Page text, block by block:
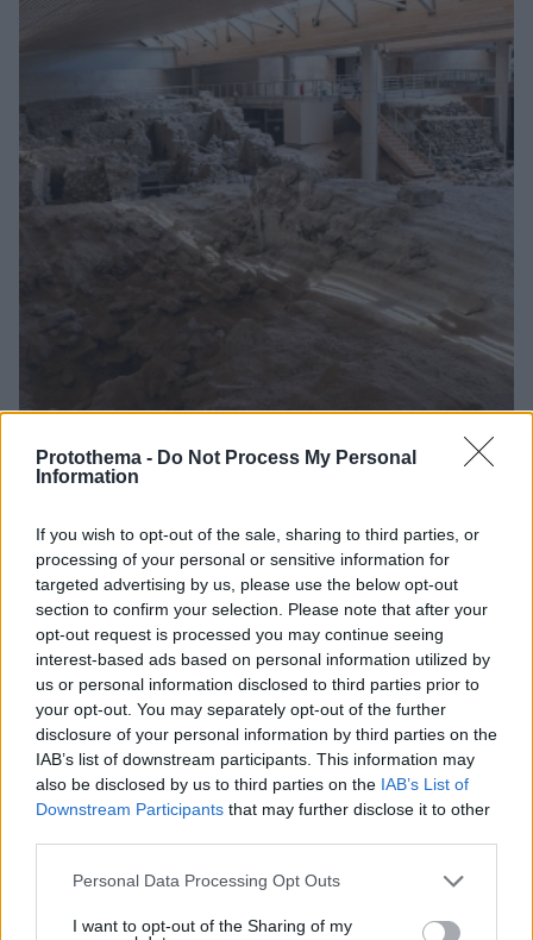
Protothema - Do Not Process My Personal
Information
If you wish to opt-out of the sale, sharing to third parties, or
processing of your personal or sensitive information for
targeted advertising by us, please use the below opt-out
section to confirm your selection. Please note that after your
opt-out request is processed you may continue seeing
interest-based ads based on personal information utilized by
us or personal information disclosed to third parties prior to
your opt-out. You may separately opt-out of the further
disclosure of your personal information by third parties on the
IAB’s list of downstream participants. This information may
also be disclosed by us to third parties on the IAB’s List of
Downstream Participants that may further disclose it to other
Please note that this website/app uses one or more Google
not limited to your visit or usage behaviour. You may click to
Personal Data Processing Opt Outs
I want to opt-out of the Sharing of my
Μυστήριο 3.500 ετών στη Σαντορίνη: Ο 15χρονος
έκρηξης